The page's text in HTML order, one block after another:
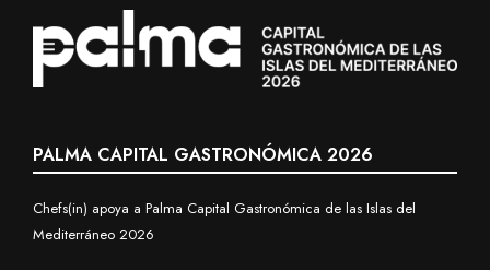
PALMA CAPITAL GASTRONÓMICA 2026
Chefs(in) apoya a Palma Capital Gastronómica de las Islas del
Mediterráneo 2026